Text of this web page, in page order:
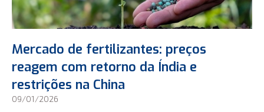
Mercado de fertilizantes: preços
reagem com retorno da Índia e
restrições na China
09/01/2026